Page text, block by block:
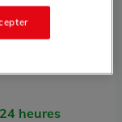
heures